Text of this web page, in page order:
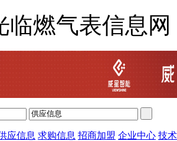
临燃气表信息网
应信息 求购信息 招商加盟 企业中心 技